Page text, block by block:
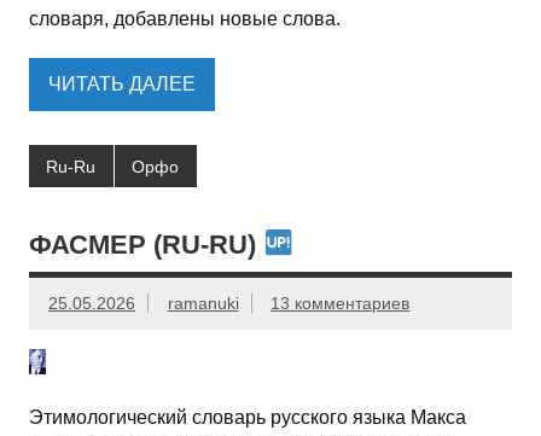
словаря, добавлены новые слова.
ЧИТАТЬ ДАЛЕЕ
Ru-Ru Орфо
ФАСМЕР (RU-RU)
25.05.2026 ramanuki 13 комментариев
Этимологический словарь русского языка Макса